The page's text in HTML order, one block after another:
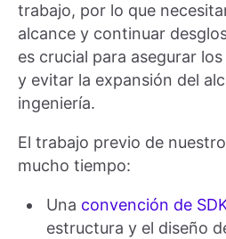
trabajo, por lo que
alcance y continuar
es crucial para asegurar
y evitar la expansión del
ingeniería.
El trabajo previo de
mucho tiempo:
Una convención de
estructura y el diseño